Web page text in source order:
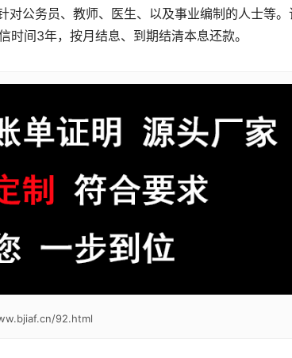
对公务员、教师、医生、以及事业编制的人士等。
间3年，按月结息、到期结清本息还款。
92.html